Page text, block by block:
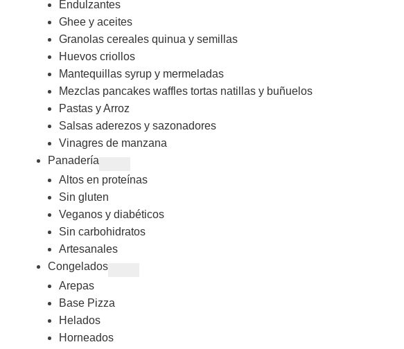
Endulzantes
Ghee y aceites
Granolas cereales quinua y semillas
Huevos criollos
Mantequillas syrup y mermeladas
Mezclas pancakes waffles tortas natillas y buñuelos
Pastas y Arroz
Salsas aderezos y sazonadores
Vinagres de manzana
Panadería
Altos en proteínas
Sin gluten
Veganos y diabéticos
Sin carbohidratos
Artesanales
Congelados
Arepas
Base Pizza
Helados
Horneados